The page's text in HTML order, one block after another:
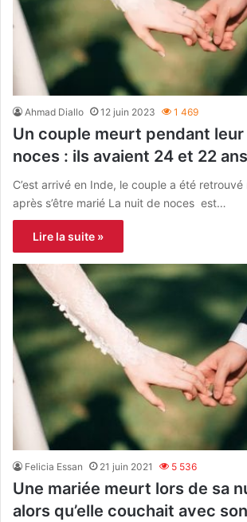
Ahmad Diallo 12 juin 2023 1 469
Un couple meurt pendant
noces : ils avaient 24 et 22 ans
C’est arrivé en Inde, le couple a été
après s’être marié La nuit de noces est…
Lire la suite »
Felicia Essan 21 juin 2021 5 536
Une mariée meurt lors de sa
alors qu’elle couchait avec